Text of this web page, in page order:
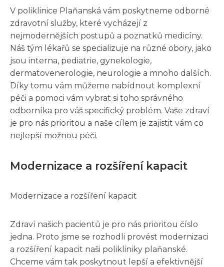
V poliklinice Plaňanská vám poskytneme odborné
zdravotní služby, které vycházejí z
nejmodernějších postupů a poznatků medicíny.
Náš tým lékařů se specializuje na různé obory, jako
jsou interna, pediatrie, gynekologie,
dermatovenerologie, neurologie a mnoho dalších.
Díky tomu vám můžeme nabídnout komplexní
péči a pomoci vám vybrat si toho správného
odborníka pro váš specifický problém. Vaše zdraví
je pro nás prioritou a naše cílem je zajistit vám co
nejlepší možnou péči.
Modernizace a rozšíření kapacit
Modernizace a rozšíření kapacit
Zdraví našich pacientů je pro nás prioritou číslo
jedna. Proto jsme se rozhodli provést modernizaci
a rozšíření kapacit naši polikliniky plaňanské.
Chceme vám tak poskytnout lepší a efektivnější